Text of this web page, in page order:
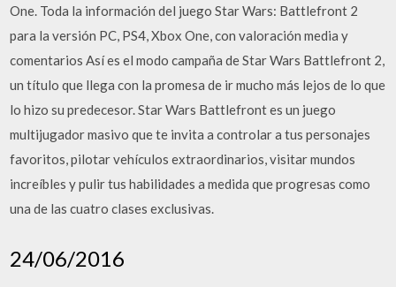
One. Toda la información del juego Star Wars: Battlefront 2
para la versión PC, PS4, Xbox One, con valoración media y
comentarios Así es el modo campaña de Star Wars Battlefront 2,
un título que llega con la promesa de ir mucho más lejos de lo que
lo hizo su predecesor. Star Wars Battlefront es un juego
multijugador masivo que te invita a controlar a tus personajes
favoritos, pilotar vehículos extraordinarios, visitar mundos
increíbles y pulir tus habilidades a medida que progresas como
una de las cuatro clases exclusivas.
24/06/2016